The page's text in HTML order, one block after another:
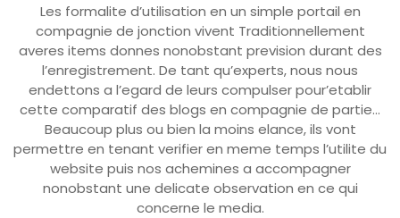
Les formalite d’utilisation en un simple portail en
compagnie de jonction vivent Traditionnellement
averes items donnes nonobstant prevision durant des
l’enregistrement. De tant qu’experts, nous nous
endettons a l’egard de leurs compulser pour’etablir
cette comparatif des blogs en compagnie de partie…
Beaucoup plus ou bien la moins elance, ils vont
permettre en tenant verifier en meme temps l’utilite du
website puis nos achemines a accompagner
nonobstant une delicate observation en ce qui
concerne le media.